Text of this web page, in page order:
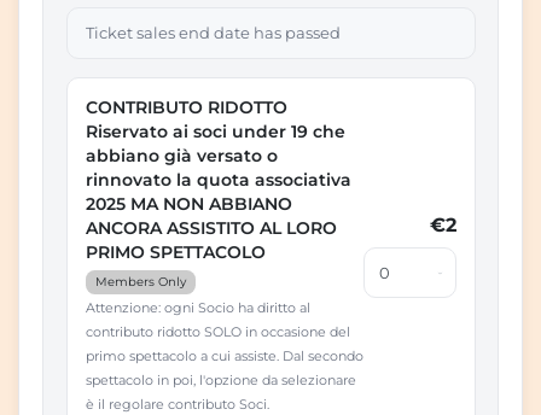
Ticket sales end date has passed
CONTRIBUTO RIDOTTO
Riservato ai soci under 19 che
abbiano già versato o
rinnovato la quota associativa
2025 MA NON ABBIANO
ANCORA ASSISTITO AL LORO
PRIMO SPETTACOLO
Members Only
Attenzione: ogni Socio ha diritto al
contributo ridotto SOLO in occasione del
primo spettacolo a cui assiste. Dal secondo
spettacolo in poi, l'opzione da selezionare
è il regolare contributo Soci.
€2